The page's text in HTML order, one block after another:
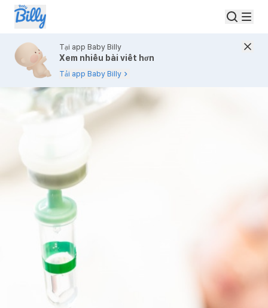
Tại app Baby Billy
Xem nhiều bài viết hơn
Tải app Baby Billy